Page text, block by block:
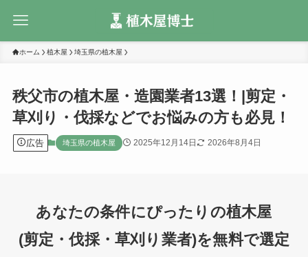
ホーム 植木屋 埼玉県の植木屋
秩父市の植木屋・造園業者13選！|剪定・
草刈り・伐採などでお悩みの方も必見！
広告 埼玉県の植木屋 2025年12月14日 2026年8月4日
あなたの条件にぴったりの植木屋
(剪定・伐採・草刈り業者)を無料で選定